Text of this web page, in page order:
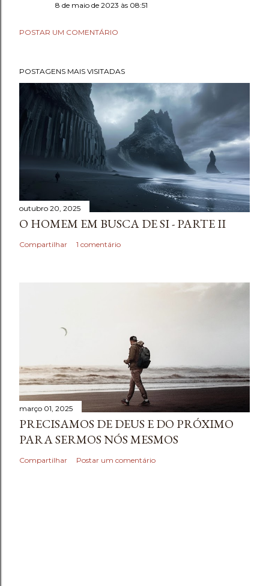
8 de maio de 2023 às 08:51
POSTAR UM COMENTÁRIO
POSTAGENS MAIS VISITADAS
outubro 20, 2025
O HOMEM EM BUSCA DE SI - PARTE II
Compartilhar 1 comentário
março 01, 2025
PRECISAMOS DE DEUS E DO PRÓXIMO
PARA SERMOS NÓS MESMOS
Compartilhar Postar um comentário